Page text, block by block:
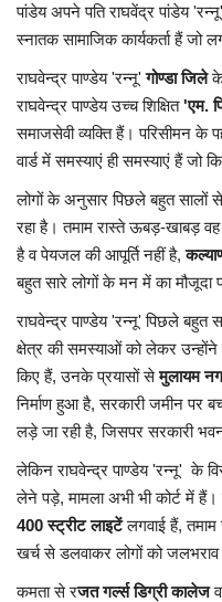
विदेश
खेल
रोचक खबरें
लाईफ & साइंस
जीवन मंत्र
युटीलीटी
शोक समाचार
पांडेय अपने पति राघवेंद्र पांडेय
स्नातक सामाजिक कार्यकर्ता हैं जो
राघवेन्द्र पाण्डेय 'रन्नू'गोण्डा जिलेके
राघवेन्द्र पाण्डेय उच्च शिक्षित'एम.
समाजसेवी व्यक्ति हैं। परिसीमन
वार्ड में समस्याएं ही समस्याएं हैं जो
लोगों के अनुसार पिछले बहुत सालों से
रहा है। तमाम रास्ते ऊबड़-खाबड़
है व पेयजल की आपूर्ति नहीं है,
बहुत सारे लोगों के मन में का मौजूदा
राघवेन्द्र पाण्डेय 'रन्नू' पिछले बहुत
क्षेत्र की समस्याओं को लेकर
किए हैं, उनके प्रयासों सेमुलायम
निर्माण हुआ है, सरकारी जमीन
लड़े जा रही है, जिसपर सरकारी भवन
लेकिन राघवेन्द्र पाण्डेय 'रन्नू' के
लेने पड़े, मामला अभी भी कोर्ट में
400 स्ट्रीट लाइटेंलगवाई हैं, तमाम
खर्च से डलवाकर लोगों को जलभराव
कमता से रजत गर्ल्स डिग्री कालेज